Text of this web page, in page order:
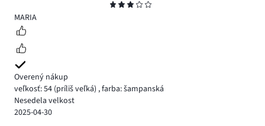
3
MARIA
Overený nákup
veľkosť: 54 (príliš veľká) ,farba: šampanská
Nesedela velkost
2025-04-30